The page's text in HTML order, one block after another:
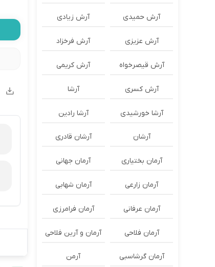
آرش حمیدی آرش زیادی
آرش عزیزی آرش فرخزاد
آرش قیصرخواه آرش کریمی
آرش کسری آرشا
آرشا خورشیدی آرشا رادین
آرشان آرشان قادری
آرمان بختیاری آرمان جهانی
آرمان زارعی آرمان شهابی
آرمان عرفانی آرمان فرامرزی
آرمان فلاحی آرمان و آرین فلاحی
آرمان گرشاسبی آرمن